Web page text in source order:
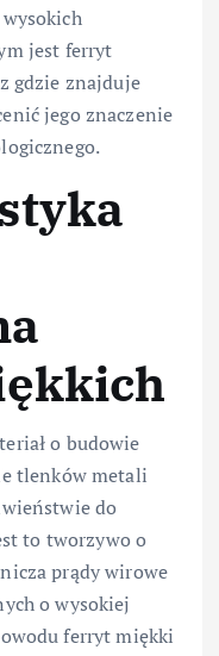
jest ferryt
gdzie znajduje
jego znaczenie
o budowie
tlenków metali
do
to tworzywo o
prądy wirowe
o wysokiej
ferryt miękki